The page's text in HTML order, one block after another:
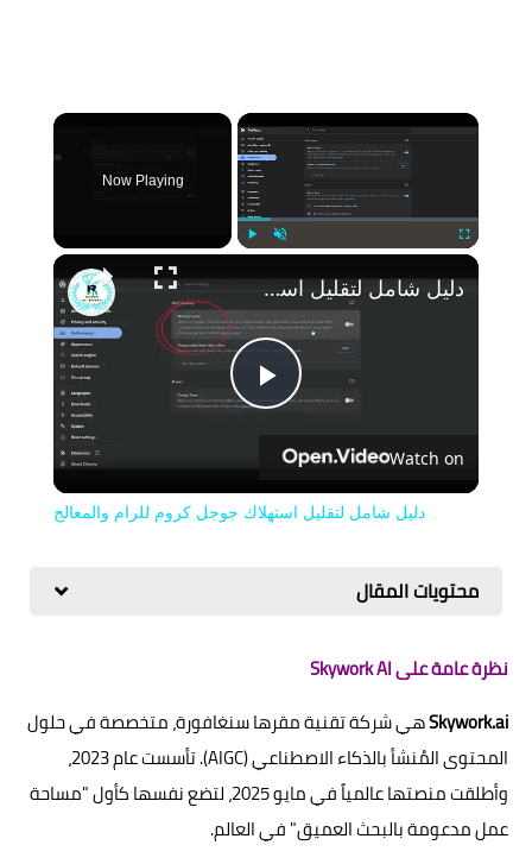
×
Fullscreen
Now Playing
Play
Video
دليل شامل لتقليل استهلاك جوجل كروم للرام والمعالج
Watch on
دليل شامل لتقليل استهلاك جوجل كروم للرام والمعالج
محتويات المقال
نظرة عامة على Skywork AI
Skywork.aiهي شركة تقنية مقرها سنغافورة، متخصصة في حلول
المحتوى المُنشأ بالذكاء الاصطناعي (AIGC). تأسست عام 2023،
وأطلقت منصتها عالمياً في مايو 2025، لتضع نفسها كأول "مساحة
عمل مدعومة بالبحث العميق" في العالم.